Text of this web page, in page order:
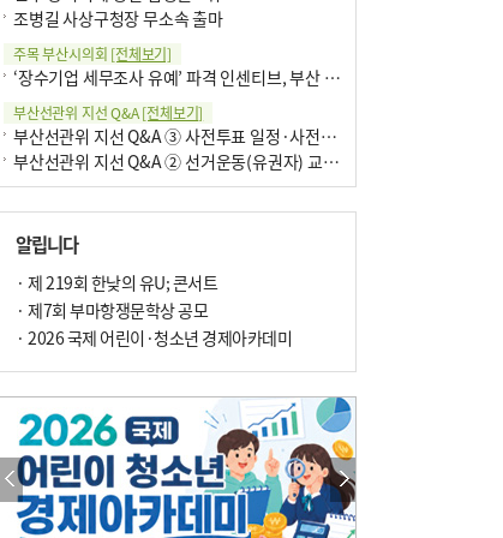
조병길 사상구청장 무소속 출마
주목 부산시의회 [전체보기]
‘장수기업 세무조사 유예’ 파격 인센티브, 부산 유출 막을까
부산선관위 지선 Q&A[전체보기]
부산선관위 지선 Q&A ③ 사전투표 일정·사전투표함 보관
부산선관위 지선 Q&A ② 선거운동(유권자) 교육감투표용지
알립니다
· 제 219회 한낮의 유U; 콘서트
· 제7회 부마항쟁문학상 공모
· 2026 국제 어린이·청소년 경제아카데미